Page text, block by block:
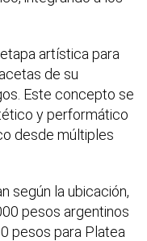
artística para
de su
Este concepto se
y performático
desde múltiples
según la ubicación,
pesos argentinos
pesos para Platea